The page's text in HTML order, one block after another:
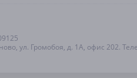
ул. Громобоя, д. 1А, офис 202.